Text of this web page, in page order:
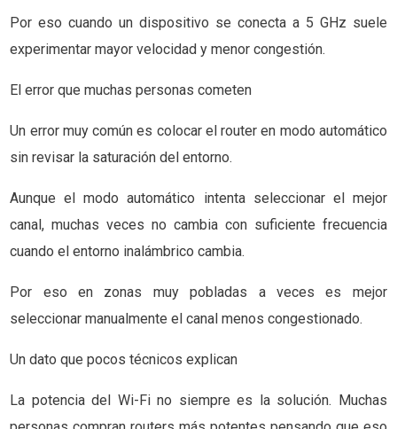
Por eso cuando un dispositivo se conecta a 5 GHz suele
experimentar mayor velocidad y menor congestión.
El error que muchas personas cometen
Un error muy común es colocar el router en modo automático
sin revisar la saturación del entorno.
Aunque el modo automático intenta seleccionar el mejor
canal, muchas veces no cambia con suficiente frecuencia
cuando el entorno inalámbrico cambia.
Por eso en zonas muy pobladas a veces es mejor
seleccionar manualmente el canal menos congestionado.
Un dato que pocos técnicos explican
La potencia del Wi-Fi no siempre es la solución. Muchas